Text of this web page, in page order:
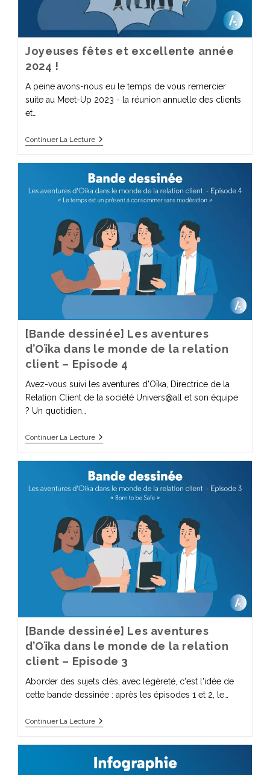
Joyeuses fêtes et excellente année
2024 !
A peine avons-nous eu le temps de vous remercier
suite au Meet-Up 2023 - la réunion annuelle des clients
et…
Continuer La Lecture
[Bande dessinée] Les aventures
d’Oïka dans le monde de la relation
client – Episode 4
Avez-vous suivi les aventures d'Oïka, Directrice de la
Relation Client de la société Univers@all et son équipe
? Un quotidien…
Continuer La Lecture
[Bande dessinée] Les aventures
d’Oïka dans le monde de la relation
client – Episode 3
Aborder des sujets clés, avec légèreté, c'est l'idée de
cette bande dessinée : après les épisodes 1 et 2, le…
Continuer La Lecture